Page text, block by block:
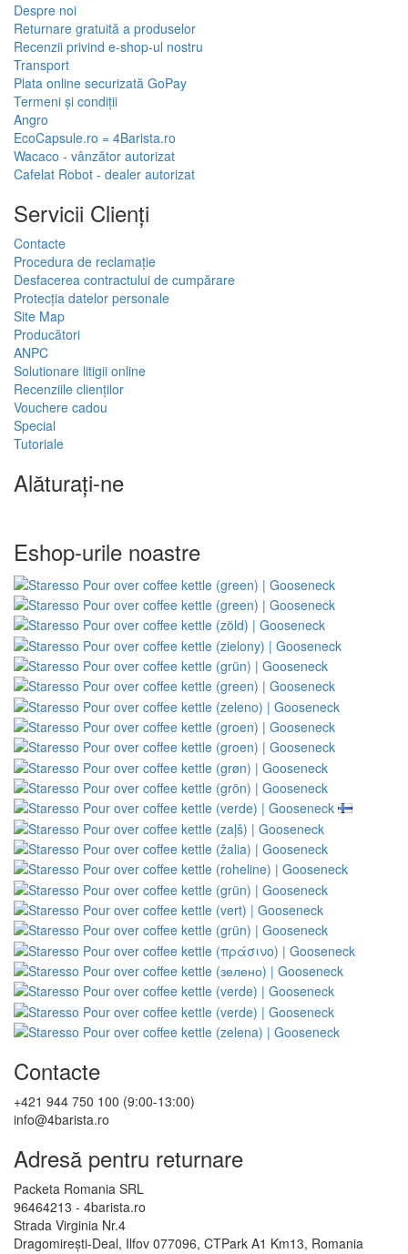
Despre noi
Returnare gratuită a produselor
Recenzii privind e-shop-ul nostru
Transport
Plata online securizată GoPay
Termeni și condiții
Angro
EcoCapsule.ro = 4Barista.ro
Wacaco - vânzător autorizat
Cafelat Robot - dealer autorizat
Servicii Clienţi
Contacte
Procedura de reclamație
Desfacerea contractului de cumpărare
Protecția datelor personale
Site Map
Producători
ANPC
Solutionare litigii online
Recenziile clienților
Vouchere cadou
Special
Tutoriale
Alăturați-ne
Eshop-urile noastre
Contacte
+421 944 750 100 (9:00-13:00)
info@4barista.ro
Adresă pentru returnare
Packeta Romania SRL
96464213 - 4barista.ro
Strada Virginia Nr.4
Dragomirești-Deal, Ilfov 077096, CTPark A1 Km13, Romania